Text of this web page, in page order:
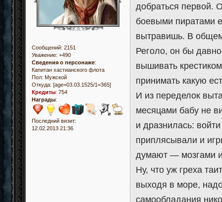
Сообщений: 2151
Уважение: +490
Сведения о персонаже:
Капитан хастианского флота
Пол: Мужской
Откуда: [age=03.03.1525/1=365]
Кредиты: 754
Награды:
Последний визит:
12.02.2013 21:36
добраться первой.
боевыми пиратами
вытравишь. В
Реголо, он бы
вышивать
принимать какую
И из переделок
месяцами бабу не
и дразнилась:
приплясывали и
думают — мозгами
Ну, что уж греха
выходя в море,
самообладания